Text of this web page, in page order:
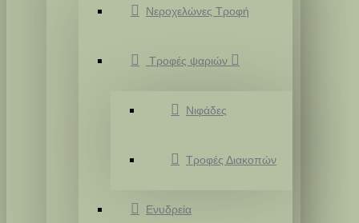
Νεροχελώνες Τροφή
Τροφές ψαριών
Νιφάδες
Τροφές Διακοπών
Ενυδρεία